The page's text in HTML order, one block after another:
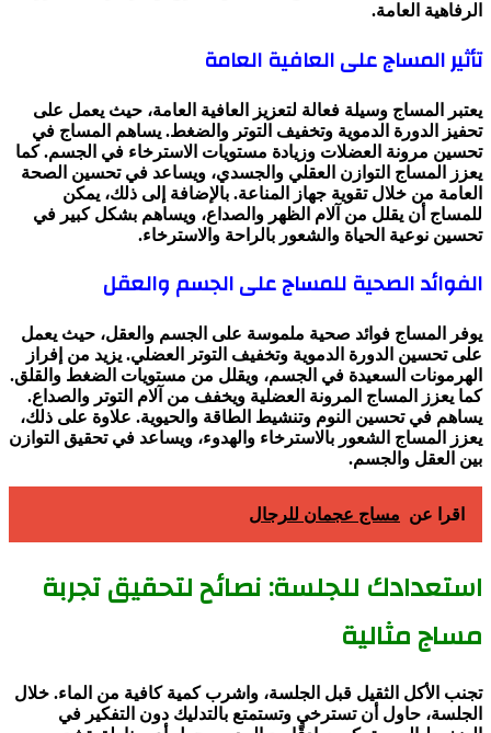
الرفاهية العامة.
تأثير المساج على العافية العامة
يعتبر المساج وسيلة فعالة لتعزيز العافية العامة، حيث يعمل على
تحفيز الدورة الدموية وتخفيف التوتر والضغط. يساهم المساج في
تحسين مرونة العضلات وزيادة مستويات الاسترخاء في الجسم. كما
يعزز المساج التوازن العقلي والجسدي، ويساعد في تحسين الصحة
العامة من خلال تقوية جهاز المناعة. بالإضافة إلى ذلك، يمكن
للمساج أن يقلل من آلام الظهر والصداع، ويساهم بشكل كبير في
تحسين نوعية الحياة والشعور بالراحة والاسترخاء.
الفوائد الصحية للمساج على الجسم والعقل
يوفر المساج فوائد صحية ملموسة على الجسم والعقل، حيث يعمل
على تحسين الدورة الدموية وتخفيف التوتر العضلي. يزيد من إفراز
الهرمونات السعيدة في الجسم، ويقلل من مستويات الضغط والقلق.
كما يعزز المساج المرونة العضلية ويخفف من آلام التوتر والصداع.
يساهم في تحسين النوم وتنشيط الطاقة والحيوية. علاوة على ذلك،
يعزز المساج الشعور بالاسترخاء والهدوء، ويساعد في تحقيق التوازن
بين العقل والجسم.
اقرا عن مساج عجمان للرجال
استعدادك للجلسة: نصائح لتحقيق تجربة
مساج مثالية
تجنب الأكل الثقيل قبل الجلسة، واشرب كمية كافية من الماء. خلال
الجلسة، حاول أن تسترخي وتستمتع بالتدليك دون التفكير في